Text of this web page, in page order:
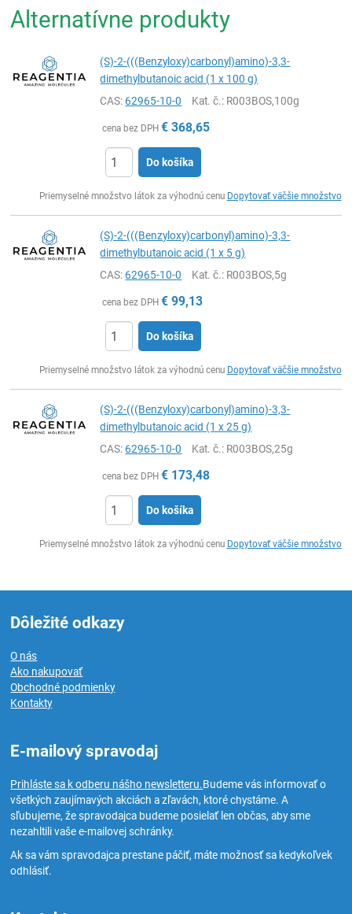
Alternatívne produkty
(S)-2-(((Benzyloxy)carbonyl)amino)-3,3-
dimethylbutanoic acid (1 x 100 g)
CAS:62965-10-0 Kat. č.: R003BOS,100g
cena bez DPH € 368,65
Do košíka
Priemyselné množstvo látok za výhodnú cenu Dopytovať väčšie množstvo
(S)-2-(((Benzyloxy)carbonyl)amino)-3,3-
dimethylbutanoic acid (1 x 5 g)
CAS:62965-10-0 Kat. č.: R003BOS,5g
cena bez DPH € 99,13
Do košíka
Priemyselné množstvo látok za výhodnú cenu Dopytovať väčšie množstvo
(S)-2-(((Benzyloxy)carbonyl)amino)-3,3-
dimethylbutanoic acid (1 x 25 g)
CAS:62965-10-0 Kat. č.: R003BOS,25g
cena bez DPH € 173,48
Do košíka
Priemyselné množstvo látok za výhodnú cenu Dopytovať väčšie množstvo
Dôležité odkazy
O nás
Ako nakupovať
Obchodné podmienky
Kontakty
E-mailový spravodaj
Prihláste sa k odberu nášho newsletteru.Budeme vás informovať o
všetkých zaujímavých akciách a zľavách, ktoré chystáme. A
sľubujeme, že spravodajca budeme posielať len občas, aby sme
nezahltili vaše e-mailovej schránky.
Ak sa vám spravodajca prestane páčiť, máte možnosť sa kedykoľvek
odhlásiť.